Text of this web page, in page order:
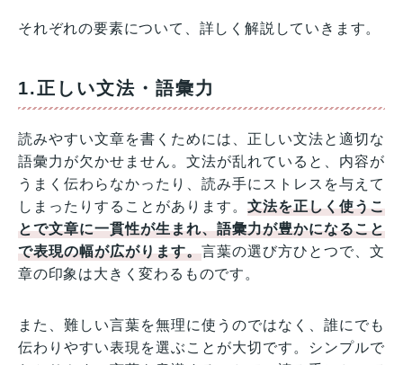
それぞれの要素について、詳しく解説していきます。
1.正しい文法・語彙力
読みやすい文章を書くためには、正しい文法と適切な
語彙力が欠かせません。文法が乱れていると、内容が
うまく伝わらなかったり、読み手にストレスを与えて
しまったりすることがあります。文法を正しく使うこ
とで文章に一貫性が生まれ、語彙力が豊かになること
で表現の幅が広がります。言葉の選び方ひとつで、文
章の印象は大きく変わるものです。
また、難しい言葉を無理に使うのではなく、誰にでも
伝わりやすい表現を選ぶことが大切です。シンプルで